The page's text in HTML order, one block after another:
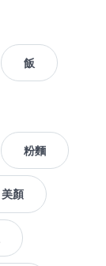
飯
粉麵
美顏